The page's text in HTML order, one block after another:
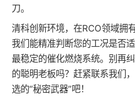
刀。
清科创新环境，在RCO领域拥
我们能精准判断您的工况是否
最稳定的催化燃烧系统。别再
的聪明老板吗？赶紧联系我们
选的“秘密武器”吧！